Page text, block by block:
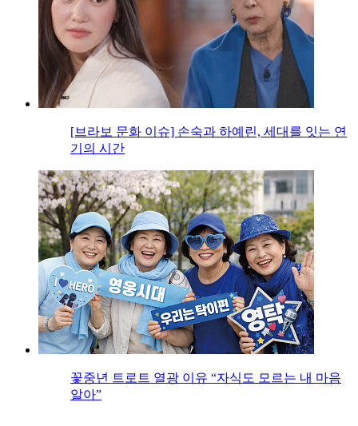
[브라보 문화 이슈] 손숙과 하예린, 세대를 잇는 연
기의 시간
꽃중년 트로트 열광 이유 “자식도 모르는 내 마음
알아”